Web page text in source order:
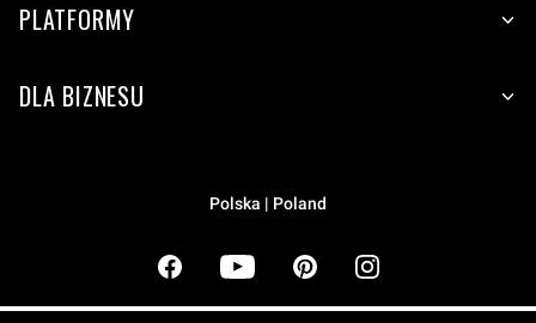
PLATFORMY
DLA BIZNESU
Polska | Poland